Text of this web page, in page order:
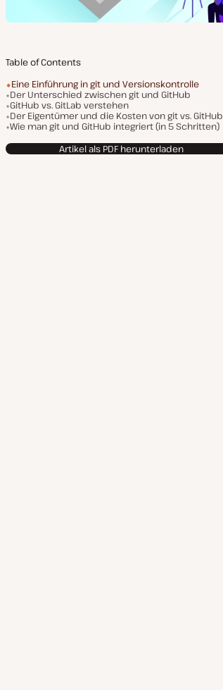
Table of Contents
Eine Einführung in git und Versionskontrolle
Der Unterschied zwischen git und GitHub
GitHub vs. GitLab verstehen
Der Eigentümer und die Kosten von git vs. GitHub
Wie man git und GitHub integriert (in 5 Schritten)
Artikel als PDF herunterladen